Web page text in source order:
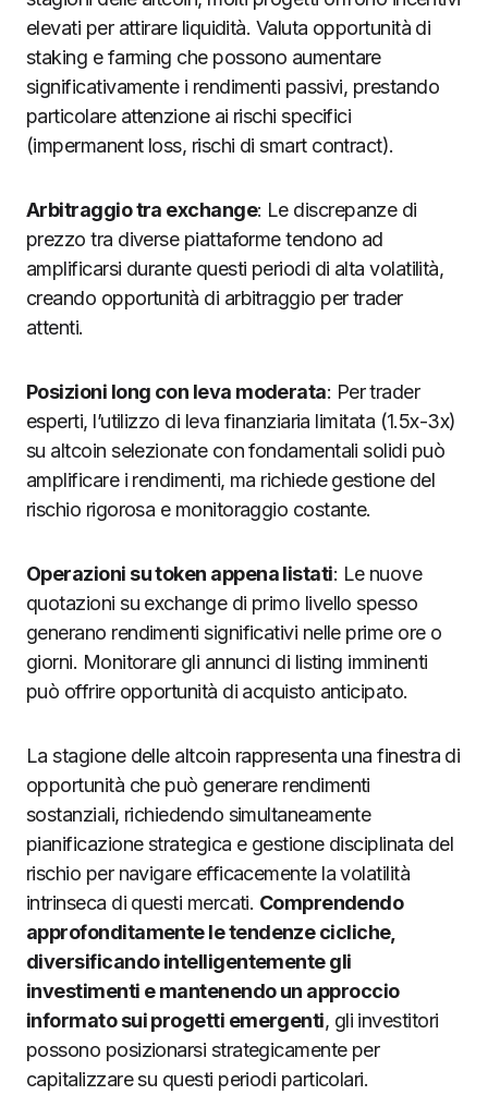
elevati per attirare liquidità. Valuta opportunità di
staking e farming che possono aumentare
significativamente i rendimenti passivi, prestando
particolare attenzione ai rischi specifici
(impermanent loss, rischi di smart contract).
Arbitraggio tra exchange: Le discrepanze di
prezzo tra diverse piattaforme tendono ad
amplificarsi durante questi periodi di alta volatilità,
creando opportunità di arbitraggio per trader
attenti.
Posizioni long con leva moderata: Per trader
esperti, l’utilizzo di leva finanziaria limitata (1.5x-3x)
su altcoin selezionate con fondamentali solidi può
amplificare i rendimenti, ma richiede gestione del
rischio rigorosa e monitoraggio costante.
Operazioni su token appena listati: Le nuove
quotazioni su exchange di primo livello spesso
generano rendimenti significativi nelle prime ore o
giorni. Monitorare gli annunci di listing imminenti
può offrire opportunità di acquisto anticipato.
La stagione delle altcoin rappresenta una finestra di
opportunità che può generare rendimenti
sostanziali, richiedendo simultaneamente
pianificazione strategica e gestione disciplinata del
rischio per navigare efficacemente la volatilità
intrinseca di questi mercati. Comprendendo
approfonditamente le tendenze cicliche,
diversificando intelligentemente gli
investimenti e mantenendo un approccio
informato sui progetti emergenti, gli investitori
possono posizionarsi strategicamente per
capitalizzare su questi periodi particolari.